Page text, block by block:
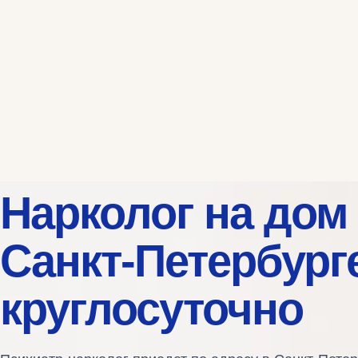
Нарколог на дом
Санкт-
круглосуточно